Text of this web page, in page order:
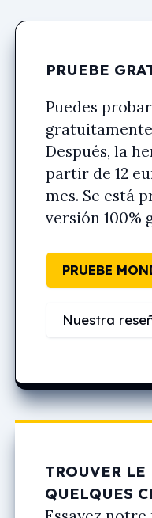
PRUEBE
Puedes
Después, la
partir de 12
mes. Se está
versión 100%
PRUEBE
Nuestra
TROUVER LE
QUELQUES